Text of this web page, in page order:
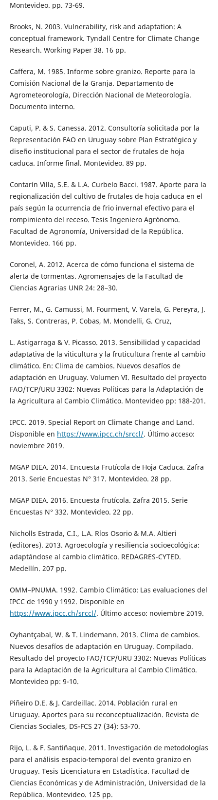
Montevideo. pp. 73-69.
Brooks, N. 2003. Vulnerability, risk and adaptation: A
conceptual framework. Tyndall Centre for Climate Change
Research. Working Paper 38. 16 pp.
Caffera, M. 1985. Informe sobre granizo. Reporte para la
Comisión Nacional de la Granja. Departamento de
Agrometeorología, Dirección Nacional de Meteorología.
Documento interno.
Caputi, P. & S. Canessa. 2012. Consultoría solicitada por la
Representación FAO en Uruguay sobre Plan Estratégico y
diseño institucional para el sector de frutales de hoja
caduca. Informe final. Montevideo. 89 pp.
Contarín Villa, S.E. & L.A. Curbelo Bacci. 1987. Aporte para la
regionalización del cultivo de frutales de hoja caduca en el
país según la ocurrencia de frio invernal efectivo para el
rompimiento del receso. Tesis Ingeniero Agrónomo.
Facultad de Agronomía, Universidad de la República.
Montevideo. 166 pp.
Coronel, A. 2012. Acerca de cómo funciona el sistema de
alerta de tormentas. Agromensajes de la Facultad de
Ciencias Agrarias UNR 24: 28–30.
Ferrer, M., G. Camussi, M. Fourment, V. Varela, G. Pereyra, J.
Taks, S. Contreras, P. Cobas, M. Mondelli, G. Cruz,
L. Astigarraga & V. Picasso. 2013. Sensibilidad y capacidad
adaptativa de la viticultura y la fruticultura frente al cambio
climático. En: Clima de cambios. Nuevos desafíos de
adaptación en Uruguay. Volumen VI. Resultado del proyecto
FAO/TCP/URU 3302: Nuevas Políticas para la Adaptación de
la Agricultura al Cambio Climático. Montevideo pp: 188-201.
IPCC. 2019. Special Report on Climate Change and Land.
Disponible en https://www.ipcc.ch/srccl/. Último acceso:
noviembre 2019.
MGAP DIEA. 2014. Encuesta Frutícola de Hoja Caduca. Zafra
2013. Serie Encuestas N° 317. Montevideo. 28 pp.
MGAP DIEA. 2016. Encuesta frutícola. Zafra 2015. Serie
Encuestas N° 332. Montevideo. 22 pp.
Nicholls Estrada, C.I., L.A. Ríos Osorio & M.A. Altieri
(editores). 2013. Agroecología y resiliencia socioecológica:
adaptándose al cambio climático. REDAGRES-CYTED.
Medellín. 207 pp.
OMM–PNUMA. 1992. Cambio Climático: Las evaluaciones del
IPCC de 1990 y 1992. Disponible en
https://www.ipcc.ch/srccl/. Último acceso: noviembre 2019.
Oyhantçabal, W. & T. Lindemann. 2013. Clima de cambios.
Nuevos desafíos de adaptación en Uruguay. Compilado.
Resultado del proyecto FAO/TCP/URU 3302: Nuevas Políticas
para la Adaptación de la Agricultura al Cambio Climático.
Montevideo pp: 9-10.
Piñeiro D.E. & J. Cardeillac. 2014. Población rural en
Uruguay. Aportes para su reconceptualización. Revista de
Ciencias Sociales, DS-FCS 27 (34): 53-70.
Rijo, L. & F. Santiñaque. 2011. Investigación de metodologías
para el análisis espacio-temporal del evento granizo en
Uruguay. Tesis Licenciatura en Estadística. Facultad de
Ciencias Económicas y de Administración, Universidad de la
República. Montevideo. 125 pp.